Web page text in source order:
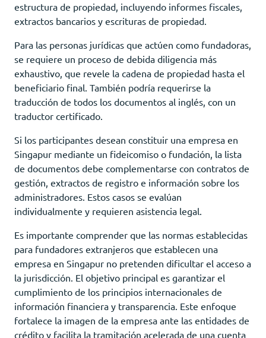
estructura de propiedad, incluyendo informes fiscales,
extractos bancarios y escrituras de propiedad.
Para las personas jurídicas que actúen como fundadoras,
se requiere un proceso de debida diligencia más
exhaustivo, que revele la cadena de propiedad hasta el
beneficiario final. También podría requerirse la
traducción de todos los documentos al inglés, con un
traductor certificado.
Si los participantes desean constituir una empresa en
Singapur mediante un fideicomiso o fundación, la lista
de documentos debe complementarse con contratos de
gestión, extractos de registro e información sobre los
administradores. Estos casos se evalúan
individualmente y requieren asistencia legal.
Es importante comprender que las normas establecidas
para fundadores extranjeros que establecen una
empresa en Singapur no pretenden dificultar el acceso a
la jurisdicción. El objetivo principal es garantizar el
cumplimiento de los principios internacionales de
información financiera y transparencia. Este enfoque
fortalece la imagen de la empresa ante las entidades de
crédito y facilita la tramitación acelerada de una cuenta